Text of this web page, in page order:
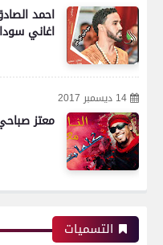
احمد
اغاني سودانية
14 ديسمبر 2017
معتز صباحي
التسميات